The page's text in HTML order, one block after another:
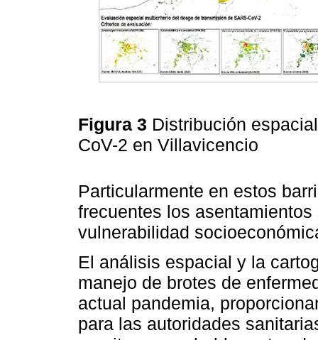
Figura 3 Distribución
CoV-2 en Villavicencio
Particularmente en estos
frecuentes los
vulnerabilidad
El análisis espacial y la
manejo de brotes de
actual pandemia,
para las autoridades